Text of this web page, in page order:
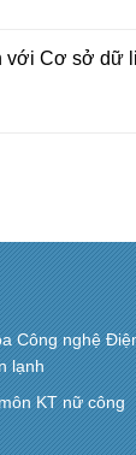
với Cơ sở dữ
Công nghệ
lạnh
KT nữ công